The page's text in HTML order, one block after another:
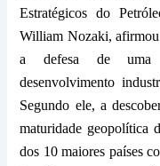
Estratégicos do
William Nozaki, afirmou
a defesa de uma
desenvolvimento
Segundo ele, a
maturidade geopolítica
dos 10 maiores países